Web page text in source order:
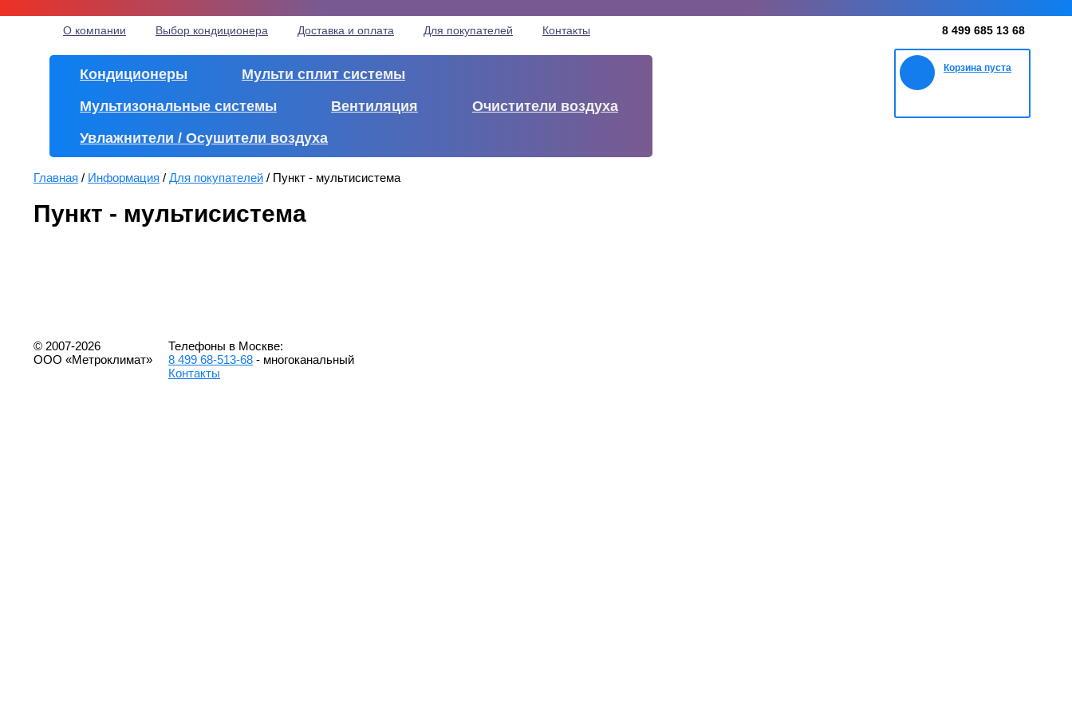
О компании Выбор кондиционера Доставка и оплата Для покупателей Контакты
Кондиционеры
Мульти сплит системы
Мультизональные системы
Вентиляция
Очистители воздуха
Увлажнители / Осушители воздуха
8 499 685 13 68
Корзина пуста
Главная / Информация / Для покупателей / Пункт - мультисистема
Пункт - мультисистема
© 2007-2026
ООО «Метроклимат»
Телефоны в Москве:
8 499 68-513-68 - многоканальный
Контакты